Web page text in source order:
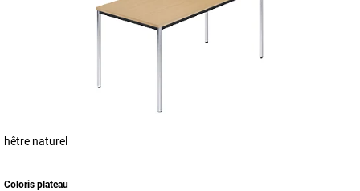
hêtre naturel
Coloris plateau